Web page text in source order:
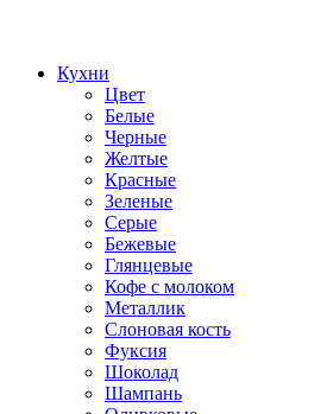
Кухни
Цвет
Белые
Черные
Желтые
Красные
Зеленые
Серые
Бежевые
Глянцевые
Кофе с молоком
Металлик
Слоновая кость
Фуксия
Шоколад
Шампань